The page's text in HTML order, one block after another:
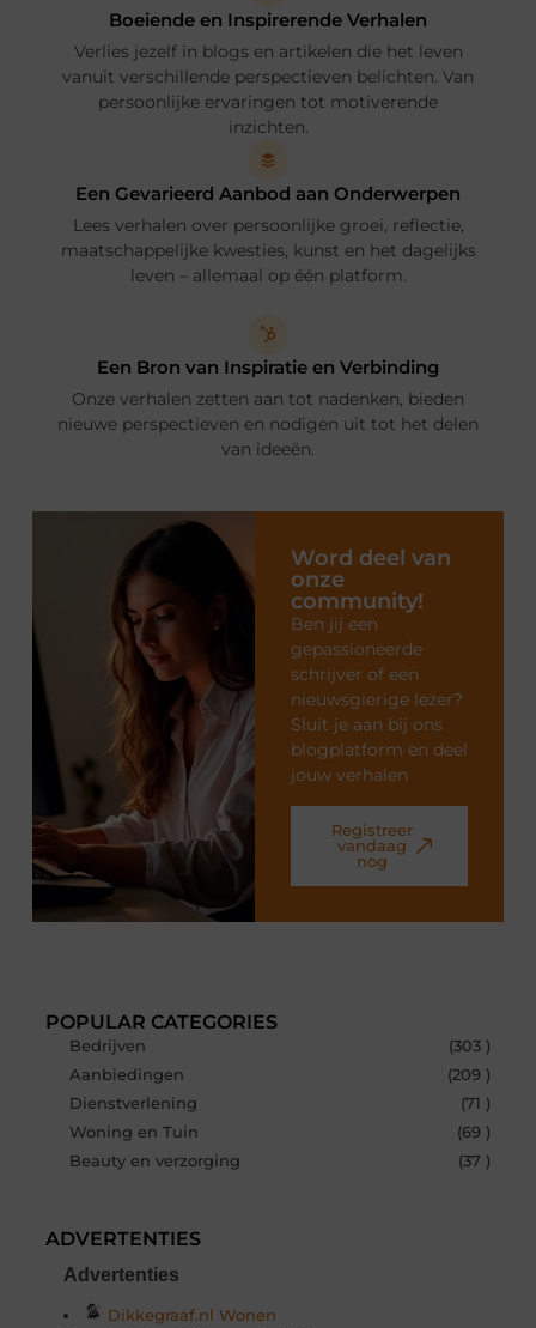
Boeiende en Inspirerende Verhalen
Verlies jezelf in blogs en artikelen die het leven
vanuit verschillende perspectieven belichten. Van
persoonlijke ervaringen tot motiverende
inzichten.
Een Gevarieerd Aanbod aan Onderwerpen
Lees verhalen over persoonlijke groei, reflectie,
maatschappelijke kwesties, kunst en het dagelijks
leven – allemaal op één platform.
Een Bron van Inspiratie en Verbinding
Onze verhalen zetten aan tot nadenken, bieden
nieuwe perspectieven en nodigen uit tot het delen
van ideeën.
Word deel van
onze
community!
Ben jij een
gepassioneerde
schrijver of een
nieuwsgierige lezer?
Sluit je aan bij ons
blogplatform en deel
jouw verhalen
Registreer
vandaag
nog
POPULAR CATEGORIES
Bedrijven
(303 )
Aanbiedingen
(209 )
Dienstverlening
(71 )
Woning en Tuin
(69 )
Beauty en verzorging
(37 )
ADVERTENTIES
Advertenties
Dikkegraaf.nl Wonen